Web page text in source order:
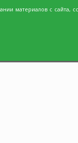
материалов с сайта,